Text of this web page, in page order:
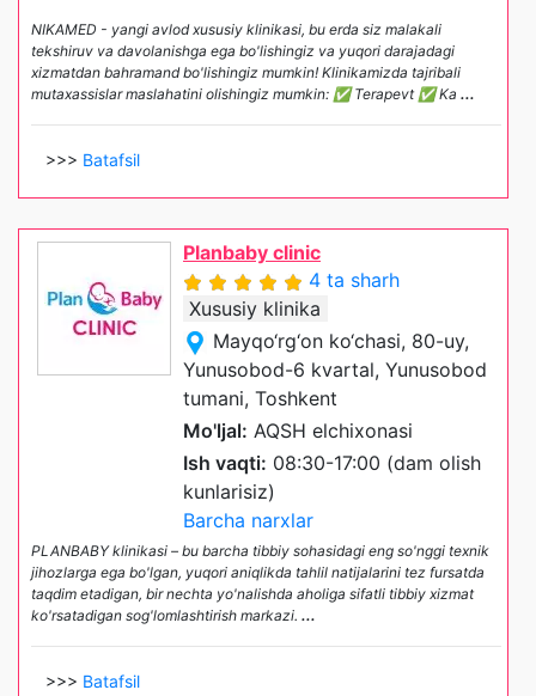
NIKAMED - yangi avlod xususiy klinikasi, bu erda siz malakali
tekshiruv va davolanishga ega bo'lishingiz va yuqori darajadagi
xizmatdan bahramand bo'lishingiz mumkin! Klinikamizda tajribali
mutaxassislar maslahatini olishingiz mumkin: ✅ Terapevt ✅ Ka ...
>>> Batafsil
Planbaby clinic
4 ta sharh
Xususiy klinika
Mayqo‘rg‘on ko‘chasi, 80-uy,
Yunusobod-6 kvartal, Yunusobod
tumani, Toshkent
Mo'ljal: AQSH elchixonasi
Ish vaqti: 08:30-17:00 (dam olish
kunlarisiz)
Barcha narxlar
PLANBABY klinikasi – bu barcha tibbiy sohasidagi eng so'nggi texnik
jihozlarga ega bo'lgan, yuqori aniqlikda tahlil natijalarini tez fursatda
taqdim etadigan, bir nechta yo'nalishda aholiga sifatli tibbiy xizmat
ko'rsatadigan sog'lomlashtirish markazi. ...
>>> Batafsil